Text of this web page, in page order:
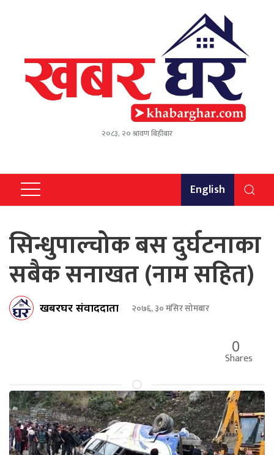
२०८३, २० श्रावण बिहीबार
English
सिन्धुपाल्चोक बस दुर्घटनाका
सबैक सनाखत (नाम सहित)
खबरघर संवाददाता २०७६, ३० मंसिर सोमबार
0
Shares